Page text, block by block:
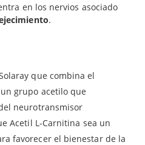
en los nervios asociado
.
que combina el
grupo acetilo que
neurotransmisor
Acetil L-Carnitina sea un
favorecer el bienestar de la